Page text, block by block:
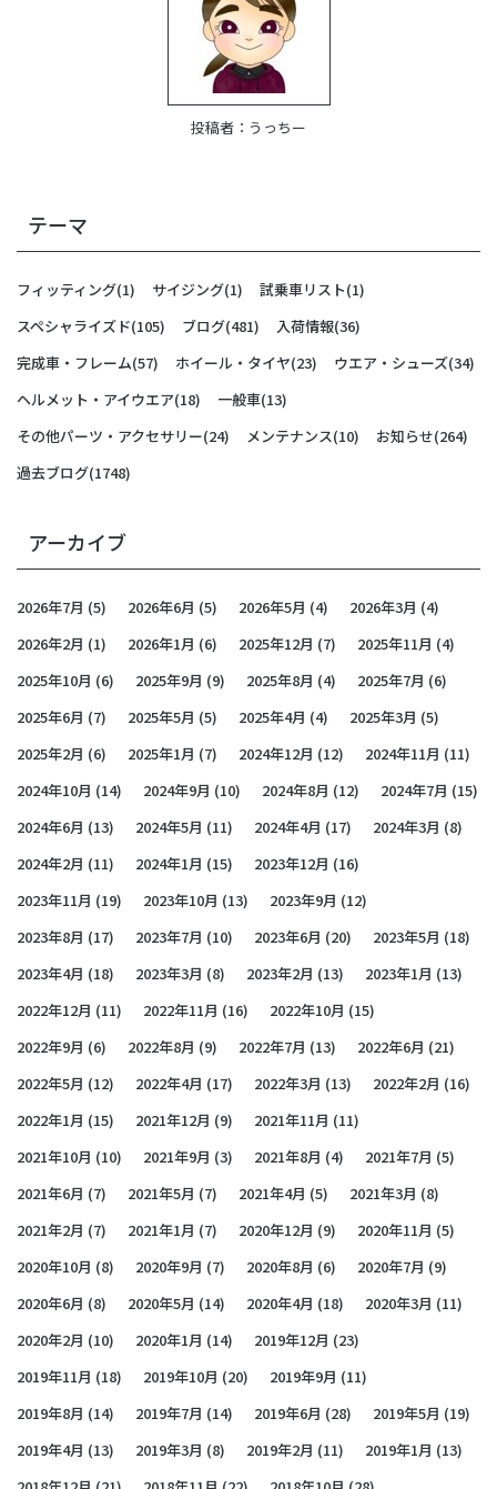
投稿者： うっちー
テーマ
フィッティング(1) サイジング(1) 試乗車リスト(1)
スペシャライズド(105) ブログ(481) 入荷情報(36)
完成車・フレーム(57) ホイール・タイヤ(23) ウエア・シューズ(34)
ヘルメット・アイウエア(18) 一般車(13)
その他パーツ・アクセサリー(24) メンテナンス(10) お知らせ(264)
過去ブログ(1748)
アーカイブ
2026年7月 (5) 2026年6月 (5) 2026年5月 (4) 2026年3月 (4)
2026年2月 (1) 2026年1月 (6) 2025年12月 (7) 2025年11月 (4)
2025年10月 (6) 2025年9月 (9) 2025年8月 (4) 2025年7月 (6)
2025年6月 (7) 2025年5月 (5) 2025年4月 (4) 2025年3月 (5)
2025年2月 (6) 2025年1月 (7) 2024年12月 (12) 2024年11月 (11)
2024年10月 (14) 2024年9月 (10) 2024年8月 (12) 2024年7月 (15)
2024年6月 (13) 2024年5月 (11) 2024年4月 (17) 2024年3月 (8)
2024年2月 (11) 2024年1月 (15) 2023年12月 (16)
2023年11月 (19) 2023年10月 (13) 2023年9月 (12)
2023年8月 (17) 2023年7月 (10) 2023年6月 (20) 2023年5月 (18)
2023年4月 (18) 2023年3月 (8) 2023年2月 (13) 2023年1月 (13)
2022年12月 (11) 2022年11月 (16) 2022年10月 (15)
2022年9月 (6) 2022年8月 (9) 2022年7月 (13) 2022年6月 (21)
2022年5月 (12) 2022年4月 (17) 2022年3月 (13) 2022年2月 (16)
2022年1月 (15) 2021年12月 (9) 2021年11月 (11)
2021年10月 (10) 2021年9月 (3) 2021年8月 (4) 2021年7月 (5)
2021年6月 (7) 2021年5月 (7) 2021年4月 (5) 2021年3月 (8)
2021年2月 (7) 2021年1月 (7) 2020年12月 (9) 2020年11月 (5)
2020年10月 (8) 2020年9月 (7) 2020年8月 (6) 2020年7月 (9)
2020年6月 (8) 2020年5月 (14) 2020年4月 (18) 2020年3月 (11)
2020年2月 (10) 2020年1月 (14) 2019年12月 (23)
2019年11月 (18) 2019年10月 (20) 2019年9月 (11)
2019年8月 (14) 2019年7月 (14) 2019年6月 (28) 2019年5月 (19)
2019年4月 (13) 2019年3月 (8) 2019年2月 (11) 2019年1月 (13)